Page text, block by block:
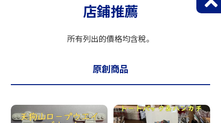
店鋪推薦
所有列出的價格均含稅。
原創商品